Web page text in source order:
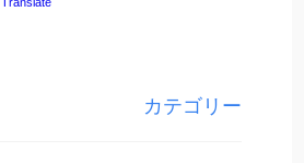
カテゴリー